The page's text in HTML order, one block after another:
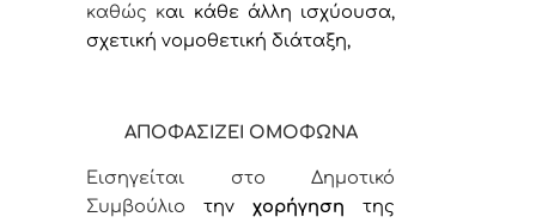
καθώς και κάθε άλλη ισχύουσα,
σχετική νομοθετική διάταξη,
ΑΠΟΦΑΣΙΖΕΙ ΟΜΟΦΩΝΑ
Εισηγείται στο Δημοτικό
Συμβούλιοτηνχορήγηση της